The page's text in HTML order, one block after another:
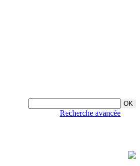
Recherche avancée